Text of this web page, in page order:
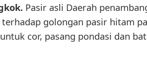
Pasir asli Daerah
golongan pasir hitam
cor, pasang pondasi dan